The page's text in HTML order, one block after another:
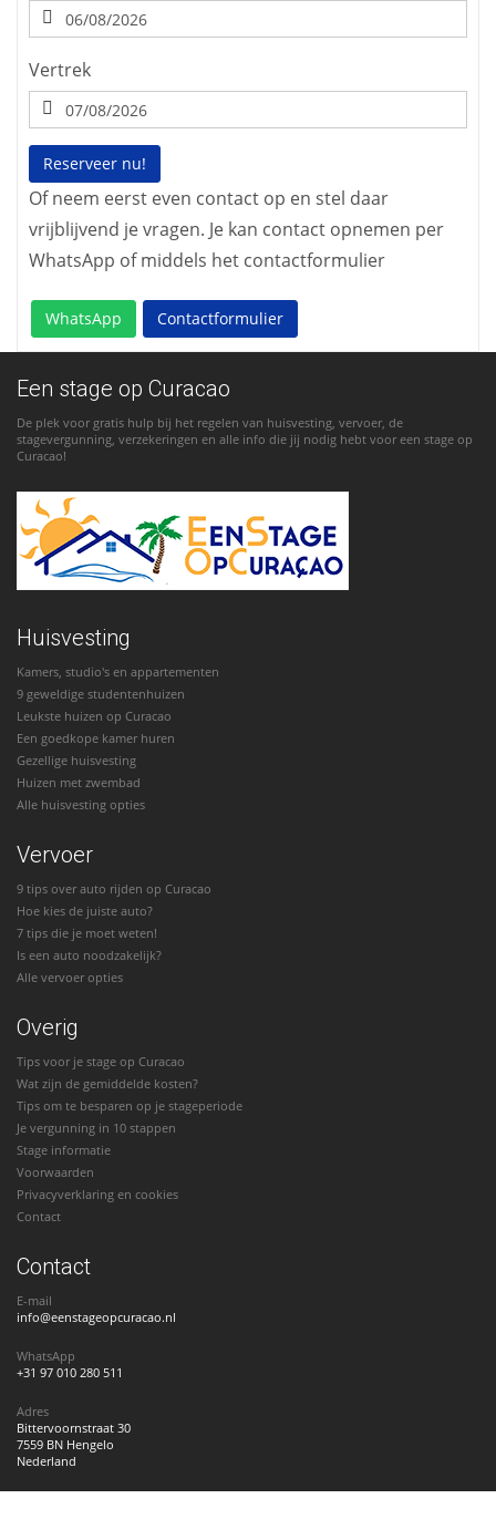
Vertrek
Reserveer nu!
Of neem eerst even contact op en stel daar
vrijblijvend je vragen. Je kan contact opnemen per
WhatsApp of middels het contactformulier
WhatsApp Contactformulier
Een stage op Curacao
De plek voor gratis hulp bij het regelen van huisvesting, vervoer, de
stagevergunning, verzekeringen en alle info die jij nodig hebt voor een stage op
Curacao!
Huisvesting
Kamers, studio's en appartementen
9 geweldige studentenhuizen
Leukste huizen op Curacao
Een goedkope kamer huren
Gezellige huisvesting
Huizen met zwembad
Alle huisvesting opties
Vervoer
9 tips over auto rijden op Curacao
Hoe kies de juiste auto?
7 tips die je moet weten!
Is een auto noodzakelijk?
Alle vervoer opties
Overig
Tips voor je stage op Curacao
Wat zijn de gemiddelde kosten?
Tips om te besparen op je stageperiode
Je vergunning in 10 stappen
Stage informatie
Voorwaarden
Privacyverklaring en cookies
Contact
Contact
E-mail
info@eenstageopcuracao.nl
WhatsApp
+31 97 010 280 511
Adres
Bittervoornstraat 30
7559 BN Hengelo
Nederland